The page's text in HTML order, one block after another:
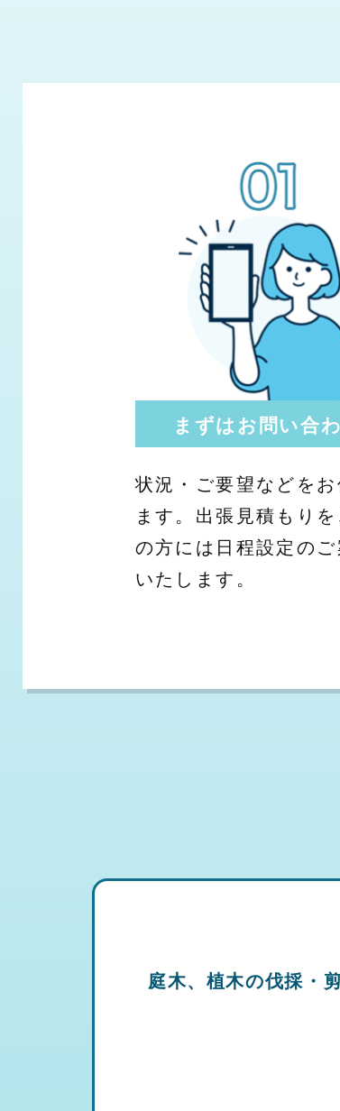
まずはお問い合
状況・ご要望などをお
ます。出張見積もり
の方には日程設定のご
いたします。
庭木、植木の伐採・